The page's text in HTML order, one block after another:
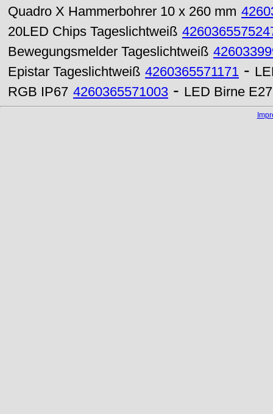
Quadro X Hammerbohrer 10 x 260 mm
20LED Chips Tageslichtweiß
Bewegungsmelder Tageslichtweiß
Epistar Tageslichtweiß 4260365571171 -
RGB IP67 4260365571003 - LED Birne